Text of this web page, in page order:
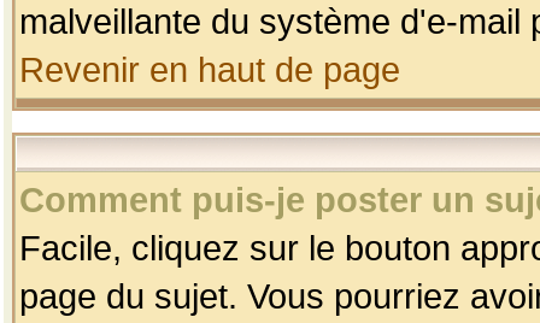
malveillante du système d'e-
Revenir en haut de page
Comment puis-je poster un
Facile, cliquez sur le bouton
page du sujet. Vous pourriez